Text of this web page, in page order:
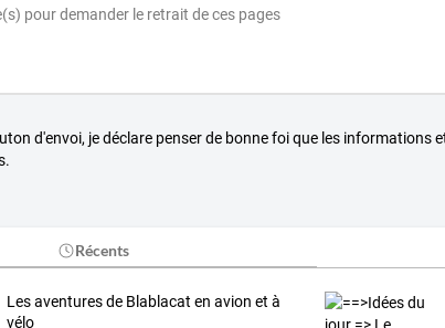
d'envoi, je déclare penser de bonne foi que les
Récents
Les aventures de Blablacat en avion et à
vélo